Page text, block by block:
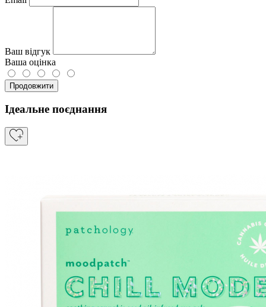
Ваш відгук
Ваша оцінка
Продовжити
Ідеальне поєднання